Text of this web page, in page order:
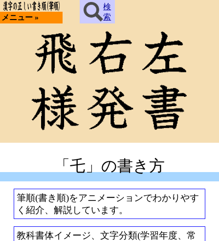
メニュー »
検
索
「乇」の書き方
筆順(書き順)をアニメーションでわかりやす
く紹介、解説しています。
教科書体イメージ、文字分類(学習年度、常